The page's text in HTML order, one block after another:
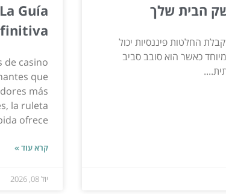
הבית שלך
החלטות פיננסיות יכול
כאשר הוא סובב סביב
Guía
de casino
que
más
la ruleta
ofrece...
קרא עוד »
יול 08, 2026